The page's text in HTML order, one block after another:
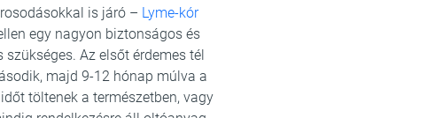
is járó – Lyme-kór
egy nagyon biztonságos és
Az elsőt érdemes tél
majd 9-12 hónap múlva a
töltenek a természetben, vagy